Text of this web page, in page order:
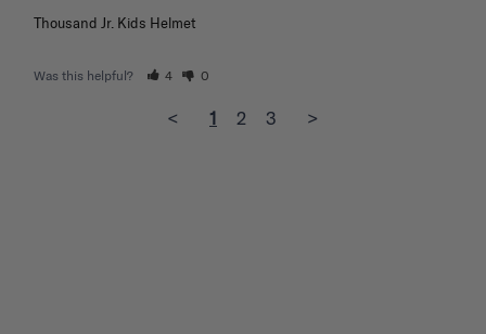
Thousand Jr. Kids Helmet
Was this helpful? 4 0
< 1 2 3 >